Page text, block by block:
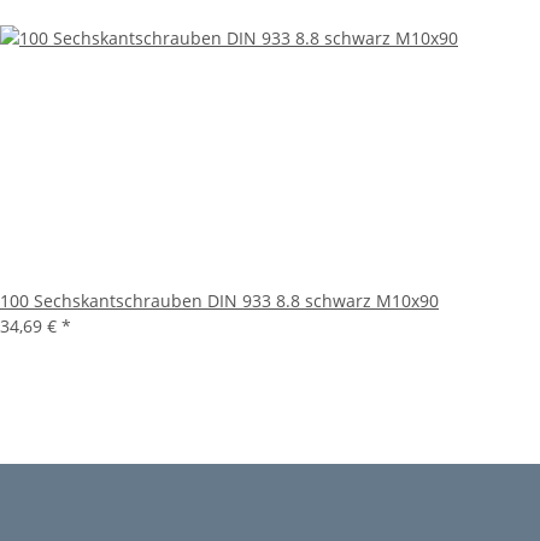
100 Sechskantschrauben DIN 933 8.8 schwarz M10x90
34,69 € *